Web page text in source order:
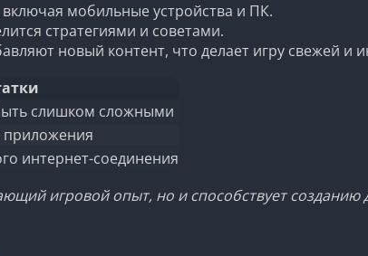
мобильные устройства и ПК.
стратегиями и советами.
новый контент, что делает игру свежей и
слишком сложными
приложения
интернет-соединения
игровой опыт, но и способствует